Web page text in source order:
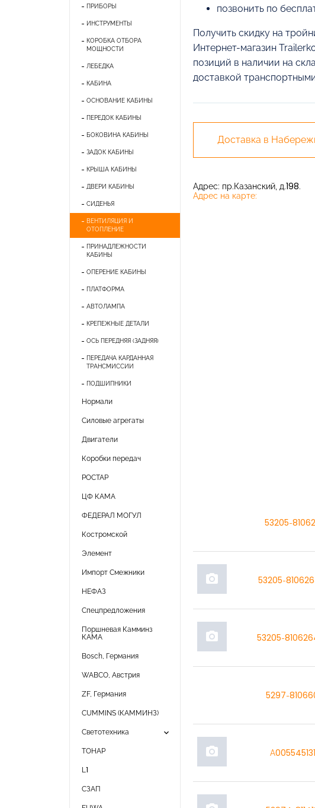
ПРИБОРЫ
ИНСТРУМЕНТЫ
КОРОБКА ОТБОРА
МОЩНОСТИ
ЛЕБЕДКА
КАБИНА
ОСНОВАНИЕ КАБИНЫ
ПЕРЕДОК КАБИНЫ
БОКОВИНА КАБИНЫ
ЗАДОК КАБИНЫ
КРЫША КАБИНЫ
ДВЕРИ КАБИНЫ
СИДЕНЬЯ
ВЕНТИЛЯЦИЯ И
ОТОПЛЕНИЕ
ПРИНАДЛЕЖНОСТИ
КАБИНЫ
ОПЕРЕНИЕ КАБИНЫ
ПЛАТФОРМА
АВТОЛАМПА
КРЕПЕЖНЫЕ ДЕТАЛИ
ОСЬ ПЕРЕДНЯЯ (ЗАДНЯЯ)
ПЕРЕДАЧА КАРДАННАЯ
ТРАНСМИССИИ
ПОДШИПНИКИ
Нормали
Силовые агрегаты
Двигатели
Коробки передач
РОСТАР
ЦФ КАМА
ФЕДЕРАЛ МОГУЛ
Костромской
Элемент
Импорт Смежники
НЕФАЗ
Спецпредложения
Поршневая Камминз
КАМА
Bosch, Германия
WABCO, Австрия
ZF, Германия
CUMMINS (КАММИНЗ)
Светотехника keyboard_arrow_down
ТОНАР
L1
СЗАП
позвонить по
Получить скидку на
Интернет-магазин
позиций в наличии на
доставкой
Доставка в
Адрес: пр.Казанский, д.198.
Адрес на карте:
53205-
photo_camera 53205-
photo_camera 53205-
5297-
photo_camera